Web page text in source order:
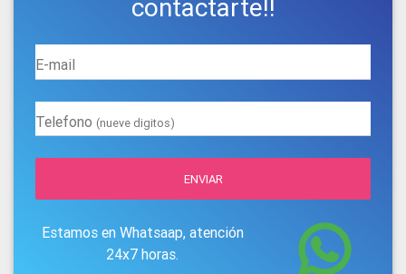
contactarte!!
E-mail
Telefono (nueve digitos)
ENVIAR
Estamos en Whatsaap, atención
24x7 horas.